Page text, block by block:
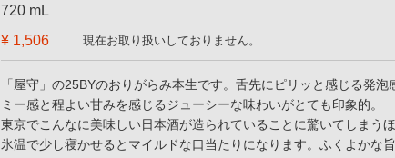
720 mL
¥ 1,506
現在お取り扱いしておりません。
「屋守」の25BYのおりがらみ本生です。舌先にピリッと感じる発
ミー感と程よい甘みを感じるジューシーな味わいがとても印象的。
東京でこんなに美味しい日本酒が造られていることに驚いてしまう
氷温で少し寝かせるとマイルドな口当たりになります。ふくよかな